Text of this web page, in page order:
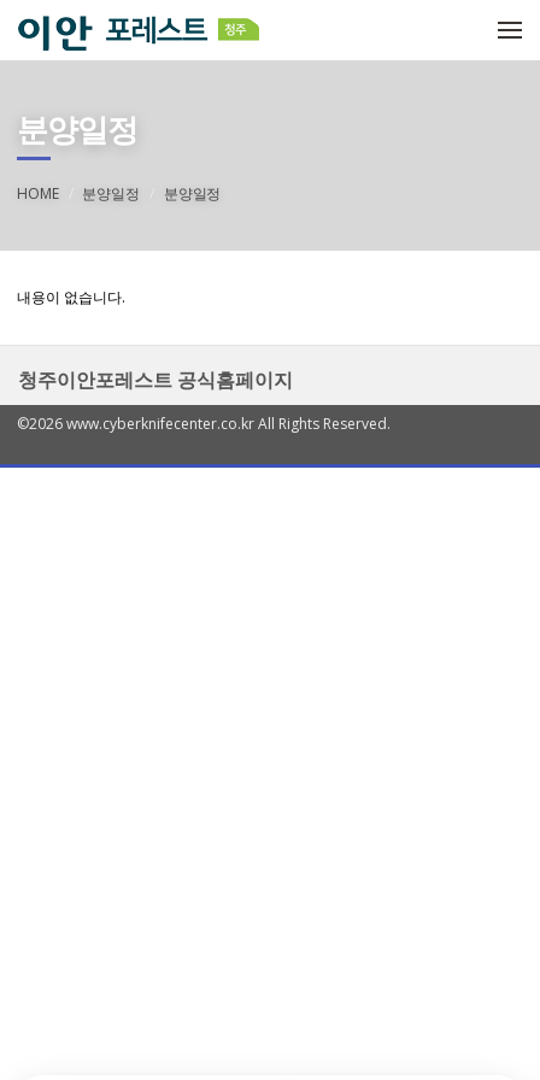
메뉴 건너뛰기
분양일정
HOME 분양일정 분양일정
내용이 없습니다.
청주이안포레스트 공식홈페이지
©2026 www.cyberknifecenter.co.kr All Rights Reserved.